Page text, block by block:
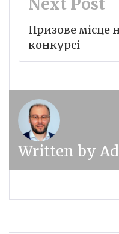
Next Post
Призове місце
конкурсі
Written by